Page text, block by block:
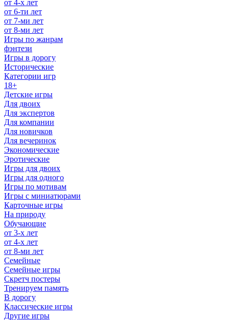
от 4-х лет
от 6-ти лет
от 7-ми лет
от 8-ми лет
Игры по жанрам
фэнтези
Игры в дорогу
Исторические
Категории игр
18+
Детские игры
Для двоих
Для экспертов
Для компании
Для новичков
Для вечеринок
Экономические
Эротические
Игры для двоих
Игры для одного
Игры по мотивам
Игры с миниатюрами
Карточные игры
На природу
Обучающие
от 3-х лет
от 4-х лет
от 8-ми лет
Семейные
Семейные игры
Скретч постеры
Тренируем память
В дорогу
Классические игры
Другие игры